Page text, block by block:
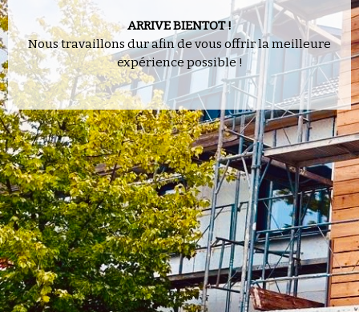
ARRIVE BIENTOT !
Nous travaillons dur afin de vous offrirla meilleure
expérience possible !